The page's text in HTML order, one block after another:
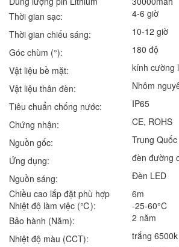
Thời gian sạc:
4-6 giờ
Thời gian chiếu sáng:
10-12 giờ
Góc chùm (°):
180 độ
Vật liệu bề mặt:
kính cường
Vật liệu thân đèn:
Nhôm
Tiêu chuẩn chống nước:
IP65
Chứng nhận:
CE, ROHS
Nguồn gốc:
Trung Quốc
Ứng dụng:
đèn đường
Nguồn sáng:
Đèn LED
Chiều cao lắp đặt phù hợp
6m
Nhiệt độ làm việc (℃):
-25-60°C
Bảo hành (Năm):
2 năm
Nhiệt độ màu (CCT):
trắng 6500k